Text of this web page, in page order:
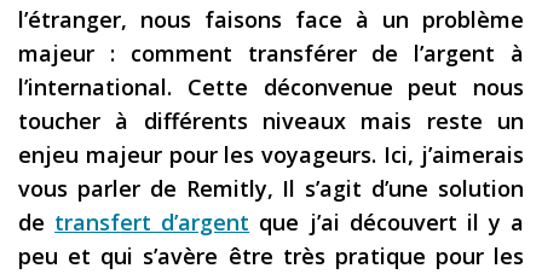
Podcast
Préparer son voyage
Destinations
LA LETTRE
Outils pour voyageur
l’étranger, nous faisons face à un problème
majeur : comment transférer de l’argent à
l’international. Cette déconvenue peut nous
toucher à différents niveaux mais reste un
enjeu majeur pour les voyageurs. Ici, j’aimerais
vous parler de Remitly, Il s’agit d’une solution
de transfert d’argent que j’ai découvert il y a
peu et qui s’avère être très pratique pour les